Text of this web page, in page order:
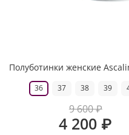
Полуботинки женские
36 37 38 39
9 600 ₽
4 200 ₽